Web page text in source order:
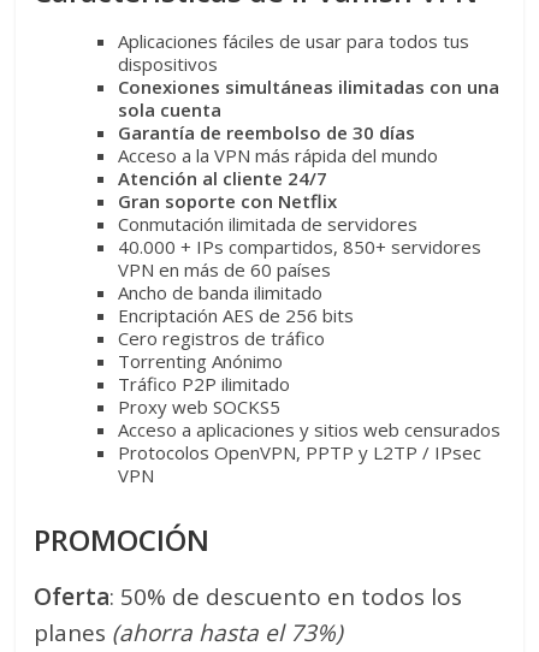
Aplicaciones fáciles de usar para todos tus
dispositivos
Conexiones simultáneas ilimitadas con una
sola cuenta
Garantía de reembolso de 30 días
Acceso a la VPN más rápida del mundo
Atención al cliente 24/7
Gran soporte con Netflix
Conmutación ilimitada de servidores
40.000 + IPs compartidos, 850+ servidores
VPN en más de 60 países
Ancho de banda ilimitado
Encriptación AES de 256 bits
Cero registros de tráfico
Torrenting Anónimo
Tráfico P2P ilimitado
Proxy web SOCKS5
Acceso a aplicaciones y sitios web censurados
Protocolos OpenVPN, PPTP y L2TP / IPsec
VPN
PROMOCIÓN
Oferta: 50% de descuento en todos los
planes (ahorra hasta el 73%)